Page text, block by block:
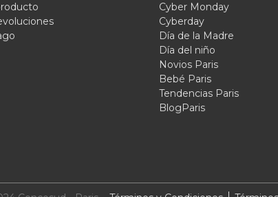
Cyber Monday
Cyberday
Día de la Madre
Día del niño
Novios Paris
Bebé Paris
Tendencias Paris
BlogParis